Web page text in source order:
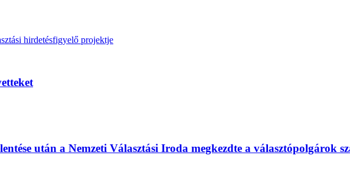
hirdetésfigyelő projektje
után a Nemzeti Választási Iroda megkezdte a választópolgárok